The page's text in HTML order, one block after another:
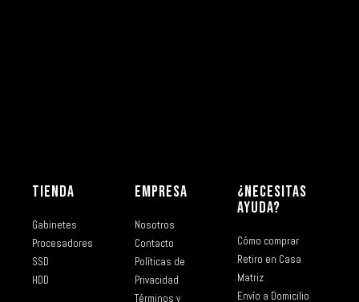
TIENDA
Gabinetes
Procesadores
SSD
HDD
EMPRESA
Nosotros
Contacto
Políticas de
Privacidad
Términos y
¿NECESITAS
AYUDA?
Cómo comprar
Retiro en Casa
Matriz
Envío a Domicilio